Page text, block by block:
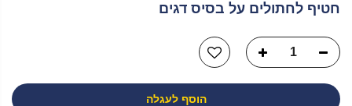
חטיף לחתולים על בסיס דגים
הוסף לעגלה